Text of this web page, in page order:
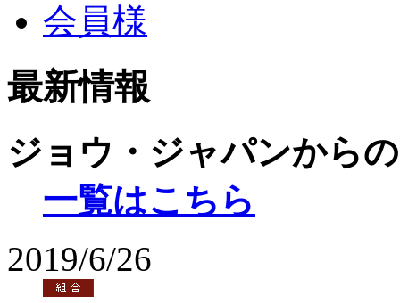
最新情報
ジョウ・ジャパンから
一覧はこちら
2019/6/26